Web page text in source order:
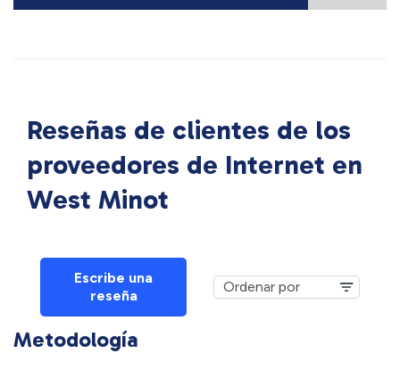
Reseñas de clientes de los
proveedores de Internet en
West Minot
Escribe una
reseña
Metodología